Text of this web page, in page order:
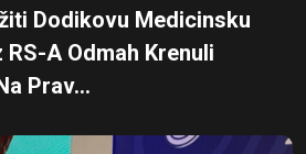
Dodikovu Medicinsku
A Odmah Krenuli
Prav...